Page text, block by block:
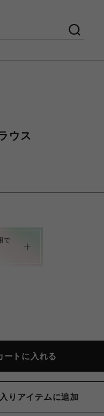
ウス
で
ートに入れる
りアイテムに追加